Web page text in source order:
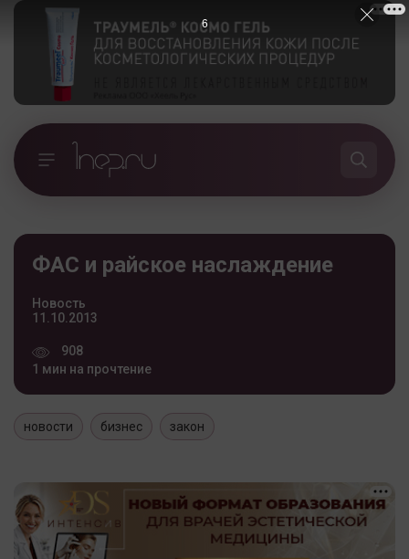
ФАС и райское наслаждение
Новость
11.10.2013
908
1 мин на прочтение
новости бизнес закон
5